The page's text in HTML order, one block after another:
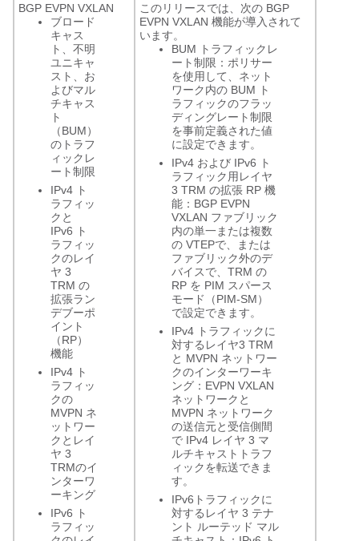
BGP EVPN VXLAN
ブロード
キャス
ト、不明
ユニキャ
スト、お
よびマル
チキャス
ト
（BUM）
のトラフ
ィックレ
ート制限
IPv4 ト
ラフィッ
クと
IPv6 ト
ラフィッ
クのレイ
ヤ 3
TRM の
拡張ラン
デブーポ
イント
（RP）
機能
IPv4 ト
ラフィッ
クの
MVPN ネ
ットワー
クとレイ
ヤ 3
TRMのイ
ンターワ
ーキング
IPv6 ト
ラフィッ
このリリースでは、次の BGP
EVPN VXLAN 機能が導入されて
います。
BUM トラフィックレ
ート制限：ポリサー
を使用して、ネット
ワーク内の BUM ト
ラフィックのフラッ
ディングレート制限
を事前定義された値
に設定できます。
IPv4 および IPv6 ト
ラフィック用レイヤ
3 TRM の拡張 RP 機
能：BGP EVPN
VXLAN ファブリック
内の単一または複数
の VTEPで、または
ファブリック外のデ
バイスで、TRM の
RP を PIM スパース
モード（PIM-SM）
で設定できます。
IPv4 トラフィックに
対するレイヤ3 TRM
と MVPN ネットワー
クのインターワーキ
ング：EVPN VXLAN
ネットワークと
MVPN ネットワーク
の送信元と受信側間
で IPv4 レイヤ 3 マ
ルチキャストトラフ
ィックを転送できま
す。
IPv6トラフィックに
対するレイヤ 3 テナ
ント ルーテッド マル